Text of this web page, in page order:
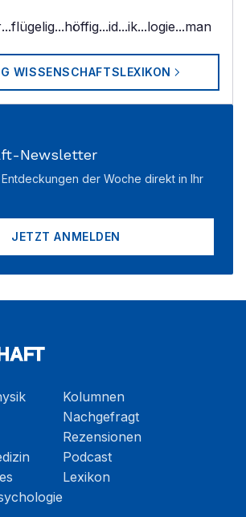
...flügelig...höffig...id...ik...logie...man
WISSENSCHAFTSLEXIKON
Newsletter
der Woche direkt in Ihr
JETZT ANMELDEN
Kolumnen
Nachgefragt
Rezensionen
Podcast
Lexikon